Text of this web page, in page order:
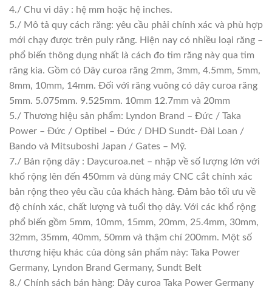
4./ Chu vi dây : hệ mm hoặc hệ inches.
5./ Mô tả quy cách răng: yêu cầu phải chính xác và phù hợp
mới chạy được trên puly răng. Hiện nay có nhiều loại răng –
phổ biến thông dụng nhất là cách đo tim răng này qua tim
răng kia. Gồm có Dây curoa răng 2mm, 3mm, 4.5mm, 5mm,
8mm, 10mm, 14mm. Đối với răng vuông có dây curoa răng
5mm. 5.075mm. 9.525mm. 10mm 12.7mm và 20mm
5./ Thương hiệu sản phẩm: Lyndon Brand – Đức / Taka
Power – Đức / Optibel – Đức / DHD Sundt- Đài Loan /
Bando và Mitsuboshi Japan / Gates – Mỹ.
7./ Bản rộng dây : Daycuroa.net – nhập về số lượng lớn với
khổ rộng lên đến 450mm và dùng máy CNC cắt chính xác
bản rộng theo yêu cầu của khách hàng. Đảm bảo tối ưu về
độ chính xác, chất lượng và tuổi thọ dây. Với các khổ rộng
phổ biến gồm 5mm, 10mm, 15mm, 20mm, 25.4mm, 30mm,
32mm, 35mm, 40mm, 50mm và thậm chí 200mm. Một số
thương hiệu khác của dòng sản phẩm này: Taka Power
Germany, Lyndon Brand Germany, Sundt Belt
8./ Chính sách bán hàng: Dây curoa Taka Power Germany